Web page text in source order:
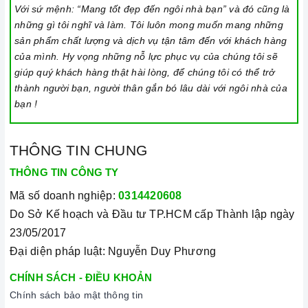
hoặc tắt tính năng này, nhấn giữ biểu tượng khóa trong vài
giây cho đến khi có tín hiệu thông báo.
Lưu ý vệ sinh và bảo quảnbếp
Luôn dùng khăn mềm và khô để vệ sinh mặt bếp, chú ý lau
thật nhẹ để tránh làm trầy xước mặt bếp.
Lưu ý chỉ nên thực hiện việc này khi bếp đã nguội và cách xa
thời gian nấu nướng để đảm bảo an toàn.
Khi không sử dụng, nên cất giữ cẩn thận và bảo quản mặt
bếp để tránh làm trầy xước, ảnh hưởng đến cảm ứngbếp
từ.
Thường xuyên lau chùi bếp và giữ vệ sinh sạch sẽ để đảm
bảo tuổi thọ của bếp.
3. Tại sao nên chọn mua sản phẩm tại Home Best?
Với sứ mệnh: “Mang tốt đẹp đến ngôi nhà bạn” và đó cũng là
những gì tôi nghĩ và làm. Tôi luôn mong muốn mang những
sản phẩm chất lượng và dịch vụ tận tâm đến với khách hàng
của mình. Hy vọng những nỗ lực phục vụ của chúng tôi sẽ
giúp quý khách hàng thật hài lòng, để chúng tôi có thể trở
thành người bạn, người thân gắn bó lâu dài với ngôi nhà của
bạn !
THÔNG TIN CHUNG
THÔNG TIN CÔNG TY
Mã số doanh nghiệp: 0314420608
Do Sở Kế hoạch và Đầu tư TP.HCM cấp Thành lập ngày
23/05/2017
Đại diện pháp luật: Nguyễn Duy Phương
CHÍNH SÁCH - ĐIỀU KHOẢN
Chính sách bảo mật thông tin